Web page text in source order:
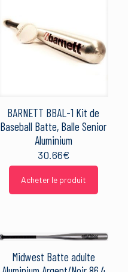
BARNETT BBAL-1 Kit de
Baseball Batte, Balle Senior
Aluminium
30.66€
Acheter le produit
Midwest Batte adulte